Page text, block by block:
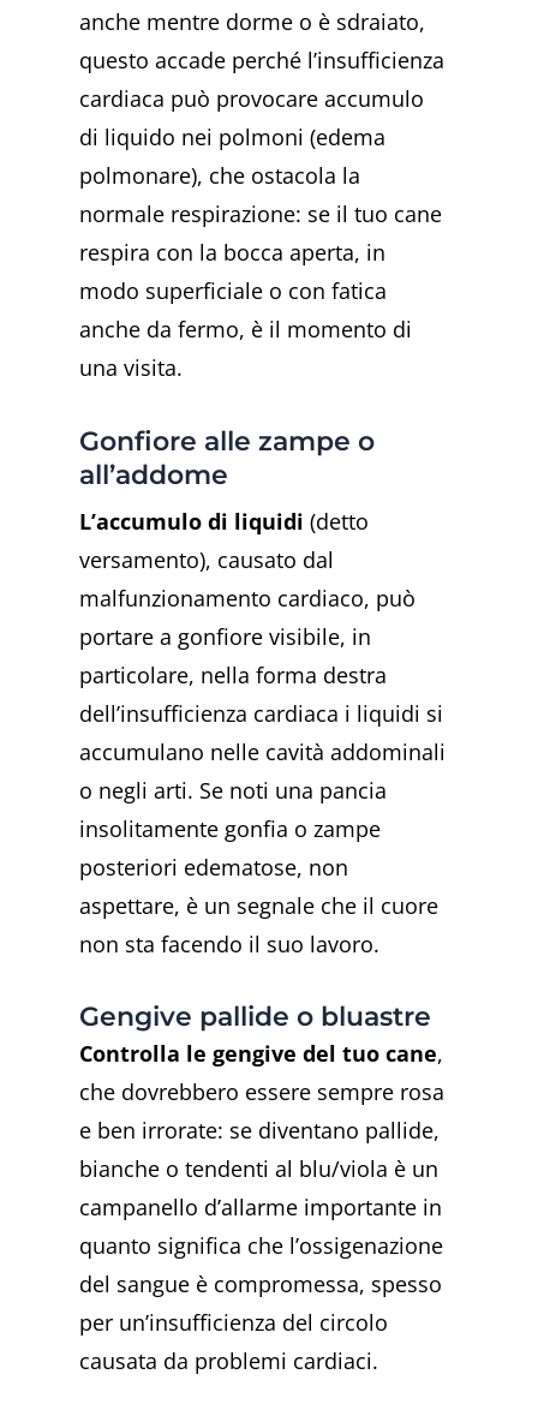
anche mentre dorme o è sdraiato,
questo accade perché l’insufficienza
cardiaca può provocare accumulo
di liquido nei polmoni (edema
polmonare), che ostacola la
normale respirazione: se il tuo cane
respira con la bocca aperta, in
modo superficiale o con fatica
anche da fermo, è il momento di
una visita.
Gonfiore alle zampe o
all’addome
L’accumulo di liquidi (detto
versamento), causato dal
malfunzionamento cardiaco, può
portare a gonfiore visibile, in
particolare, nella forma destra
dell’insufficienza cardiaca i liquidi si
accumulano nelle cavità addominali
o negli arti. Se noti una pancia
insolitamente gonfia o zampe
posteriori edematose, non
aspettare, è un segnale che il cuore
non sta facendo il suo lavoro.
Gengive pallide o bluastre
Controlla le gengive del tuo cane,
che dovrebbero essere sempre rosa
e ben irrorate: se diventano pallide,
bianche o tendenti al blu/viola è un
campanello d’allarme importante in
quanto significa che l’ossigenazione
del sangue è compromessa, spesso
per un’insufficienza del circolo
causata da problemi cardiaci.